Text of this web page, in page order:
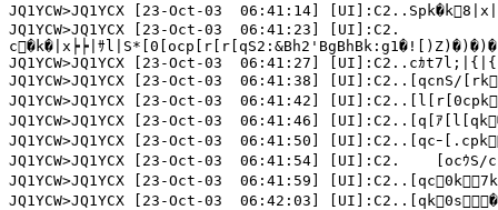
JQ1YCW>JQ1YCX [23-Oct-03  06:41:14]
JQ1YCW>JQ1YCX [23-Oct-03  06:41:23] [UI]:C2.
c�k�|x┝┝|ｻ
JQ1YCW>JQ1YCX [23-Oct-03  06:41:27] [UI]:C2..cｶ
JQ1YCW>JQ1YCX [23-Oct-03  06:41:38] [UI]:C2..[qcnS/
JQ1YCW>JQ1YCX [23-Oct-03  06:41:42]
JQ1YCW>JQ1YCX [23-Oct-03  06:41:46] [UI]:C2..[q[ｱ
JQ1YCW>JQ1YCX [23-Oct-03  06:41:50] [UI]:C2..[qcｰ
JQ1YCW>JQ1YCX [23-Oct-03  06:41:54] [UI]:C2.	[ocｳS/cps�Bk:hJ�J�R佖曻猪ｫ!T1�9�1�: 1�1�1�!T!X)V)Y!W!T!.!.
JQ1YCW>JQ1YCX [23-Oct-03  06:41:59]
JQ1YCW>JQ1YCX [23-Oct-03  06:42:03]